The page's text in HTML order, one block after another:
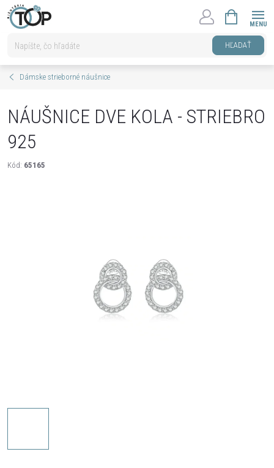
Prejsť
na
HĽADAŤ
KOŠÍK
Dámske strieborné náušnice
NÁUŠNICE DVE KOLA - STRIEBRO
925
Kód: 65165